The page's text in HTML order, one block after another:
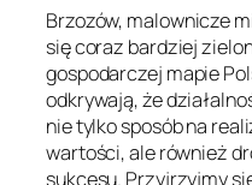
Brzozów, malownicze
się coraz bardziej
gospodarczej mapie
odkrywają, że
nie tylko sposób na
wartości, ale również
sukcesu. Przyjrzyjmy